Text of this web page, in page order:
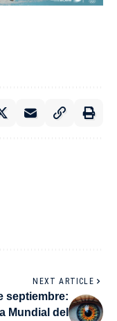
NEXT ARTICLE
septiembre:
Mundial del